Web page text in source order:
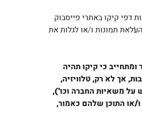
דפי קיקו באתרי פייסבוק
תמונות ו/או לגלות את
כי קיקו תהיה
אך לא רק, טלוויזיה,
על משאיות החברה וכו'),
או התוכן שלהם כאמור,